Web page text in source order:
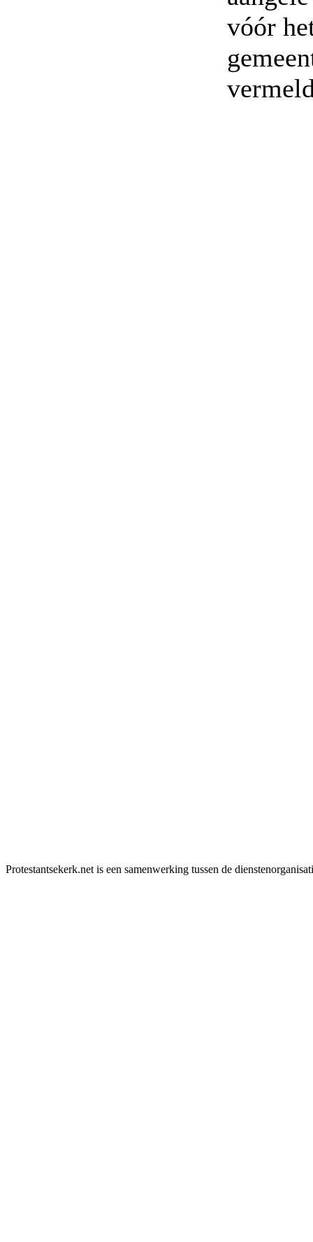
vóór
Protestantsekerk.net is een samenwerking tussen de